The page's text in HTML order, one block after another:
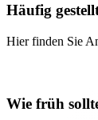
Häufig
Hier finden Sie
Wie früh